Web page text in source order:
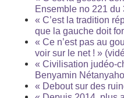
Ensemble no 221
« C’est la tradition
que la gauche doit
« Ce n’est pas au
voir sur le net ! »
« Civilisation judéo-
Benyamin
« Debout sur des